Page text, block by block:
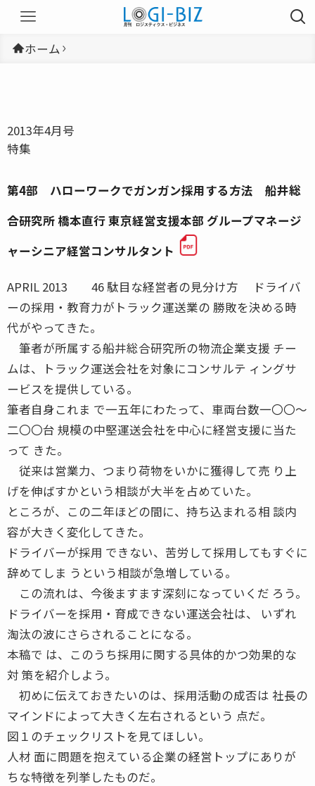
ホーム
2013年4月号
特集
第4部 ハローワークでガンガン採用する方法 船井総
合研究所 橋本直行 東京経営支援本部 グループマネージ
ャーシニア経営コンサルタント
APRIL 2013 46 駄目な経営者の見分け方 ドライバ
ーの採用・教育力がトラック運送業の 勝敗を決める時
代がやってきた。
筆者が所属する船井総合研究所の物流企業支援 チー
ムは、トラック運送会社を対象にコンサルテ ィングサ
ービスを提供している。
筆者自身これま で一五年にわたって、車両台数一〇〇〜
二〇〇台 規模の中堅運送会社を中心に経営支援に当た
って きた。
従来は営業力、つまり荷物をいかに獲得して売 り上
げを伸ばすかという相談が大半を占めていた。
ところが、この二年ほどの間に、持ち込まれる相 談内
容が大きく変化してきた。
ドライバーが採用 できない、苦労して採用してもすぐに
辞めてしま うという相談が急増している。
この流れは、今後ますます深刻になっていくだ ろう。
ドライバーを採用・育成できない運送会社は、 いずれ
淘汰の波にさらされることになる。
本稿で は、このうち採用に関する具体的かつ効果的な
対 策を紹介しよう。
初めに伝えておきたいのは、採用活動の成否は 社長の
マインドによって大きく左右されるという 点だ。
図１のチェックリストを見てほしい。
人材 面に問題を抱えている企業の経営トップにありが
ちな特徴を列挙したものだ。